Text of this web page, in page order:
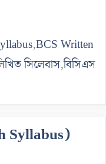
,BCS Written
সিলেবাস,বিসিএস
Syllabus)